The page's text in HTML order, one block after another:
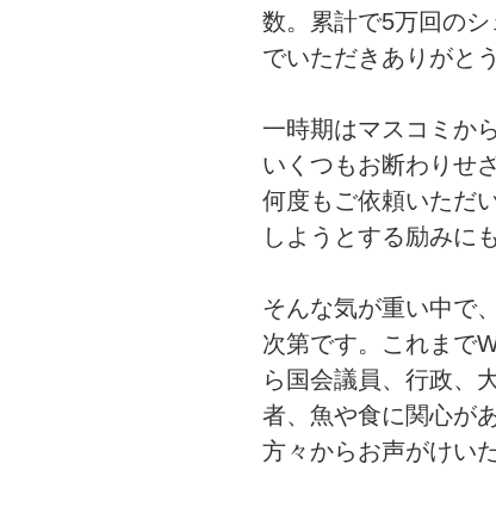
数。累計で5万回の
でいただきありがと
一時期はマスコミか
いくつもお断わりせ
何度もご依頼いただ
しようとする励みに
そんな気が重い中で
次第です。これまで
ら国会議員、行政、
者、魚や食に関心が
方々からお声がけい